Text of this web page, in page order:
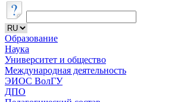
Образование
Наука
Университет и общество
Международная деятельность
ЭИОС ВолГУ
ДПО